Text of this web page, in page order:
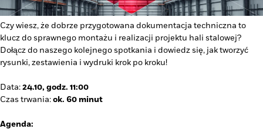
Czy wiesz, że dobrze przygotowana dokumentacja techniczna to
klucz do sprawnego montażu i realizacji projektu hali stalowej?
Dołącz do naszego kolejnego spotkania i dowiedz się, jak tworzyć
rysunki, zestawienia i wydruki krok po kroku!
Data:24.10, godz. 11:00
Czas trwania:ok. 60 minut
Agenda: